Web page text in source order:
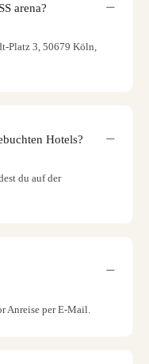
arena?
Platz 3, 50679 Köln,
Hotels?
du auf der
Anreise per E-Mail.